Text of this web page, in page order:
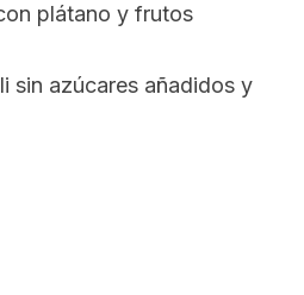
plátano y frutos
sin azúcares añadidos y